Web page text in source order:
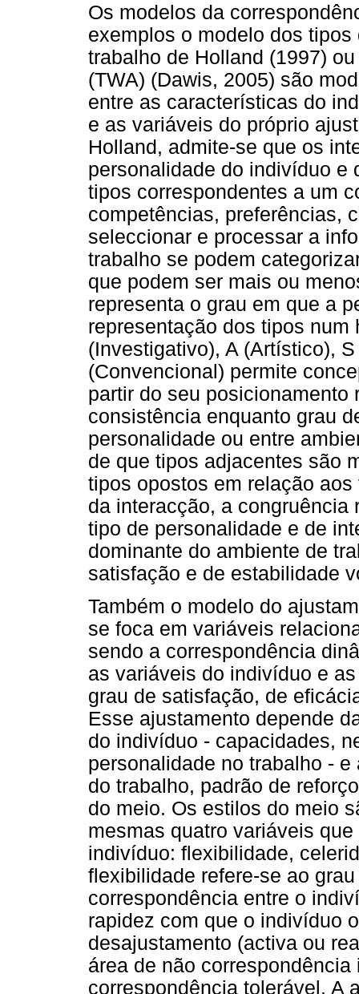
Os modelos da
exemplos o modelo dos
trabalho de Holland (1997)
(TWA) (Dawis, 2005) são
entre as características do
e as variáveis do próprio
Holland, admite-se que os
personalidade do indivíduo e
tipos correspondentes a um
competências, preferências,
seleccionar e processar a
trabalho se podem
que podem ser mais ou
representa o grau em que a
representação dos tipos num
(Investigativo), A (Artístico),
(Convencional) permite
partir do seu
consistência enquanto grau
personalidade ou entre
de que tipos adjacentes são
tipos opostos em relação
da interacção, a congruência
tipo de personalidade e de
dominante do ambiente de
satisfação e de estabilidade
Também o modelo do
se foca em variáveis
sendo a correspondência
as variáveis do indivíduo e
grau de satisfação, de
Esse ajustamento depende
do indivíduo - capacidades,
personalidade no trabalho -
do trabalho, padrão de
do meio. Os estilos do meio
mesmas quatro variáveis
indivíduo: flexibilidade,
flexibilidade refere-se ao
correspondência entre o
rapidez com que o indivíduo
desajustamento (activa ou
área de não
correspondência tolerável. A